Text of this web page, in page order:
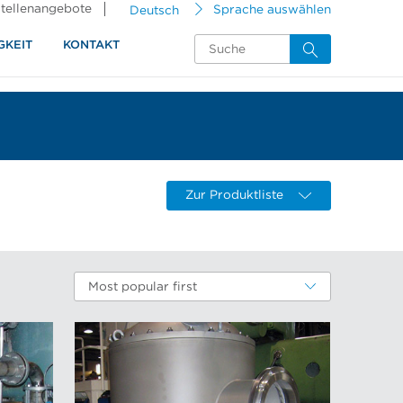
Deutsch Sprache auswählen
KONTAKT
Zur Produktliste
Most popular first